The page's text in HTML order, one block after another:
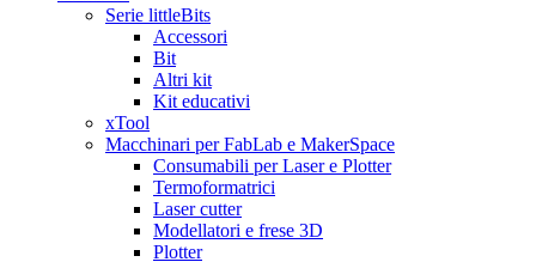
Serie littleBits
Accessori
Bit
Altri kit
Kit educativi
xTool
Macchinari per FabLab e MakerSpace
Consumabili per Laser e Plotter
Termoformatrici
Laser cutter
Modellatori e frese 3D
Plotter